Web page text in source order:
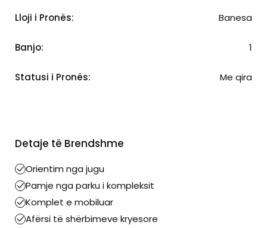
Lloji i Pronës: Banesa
Banjo: 1
Statusi i Pronës: Me qira
Detaje të Brendshme
Orientim nga jugu
Pamje nga parku i kompleksit
Komplet e mobiluar
Afërsi të shërbimeve kryesore